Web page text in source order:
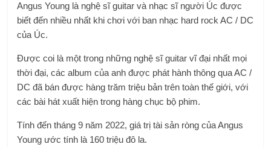
Angus Young là nghệ sĩ guitar và nhạc sĩ người Úc được
biết đến nhiều nhất khi chơi với ban nhạc hard rock AC / DC
của Úc.
Được coi là một trong những nghệ sĩ guitar vĩ đại nhất mọi
thời đại, các album của anh được phát hành thông qua AC /
DC đã bán được hàng trăm triệu bản trên toàn thế giới, với
các bài hát xuất hiện trong hàng chục bộ phim.
Tính đến tháng 9 năm 2022, giá trị tài sản ròng của Angus
Young ước tính là 160 triệu đô la.